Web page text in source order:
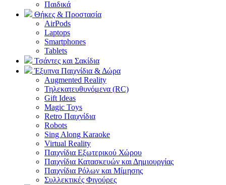
Παιδικά
Θήκες & Προστασία
AirPods
Laptops
Smartphones
Tablets
Τσάντες και Σακίδια
Έξυπνα Παιχνίδια & Δώρα
Augmented Reality
Τηλεκατευθυνόμενα (RC)
Gift Ideas
Magic Toys
Retro Παιχνίδια
Robots
Sing Along Karaoke
Virtual Reality
Παιχνίδια Εξωτερικού Χώρου
Παιχνίδια Κατασκευών και Δημιουργίας
Παιχνίδια Ρόλων και Μίμησης
Συλλεκτικές Φιγούρες